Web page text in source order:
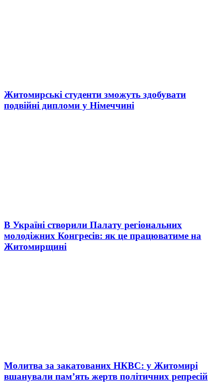
Житомирські студенти зможуть здобувати
подвійні дипломи у Німеччині
В Україні створили Палату регіональних
молодіжних Конгресів: як це працюватиме на
Житомирщині
Молитва за закатованих НКВС: у Житомирі
вшанували пам’ять жертв політичних репресій